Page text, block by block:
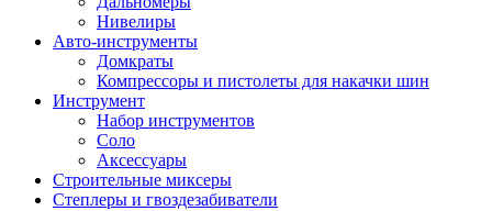
Нивелиры
Авто-инструменты
Домкраты
Компрессоры и пистолеты для накачки шин
Инструмент
Набор инструментов
Соло
Аксессуары
Строительные миксеры
Степлеры и гвоздезабиватели